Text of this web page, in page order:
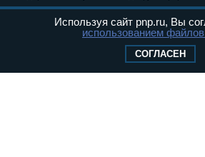
связи, информационных технологий и
массовых коммуникаций (Роскомнадзор) 05
Свидетельство о регистрации Эл № ФС77-
Используя сайт pnp.ru, Вы
использованием
СОГЛАСЕН